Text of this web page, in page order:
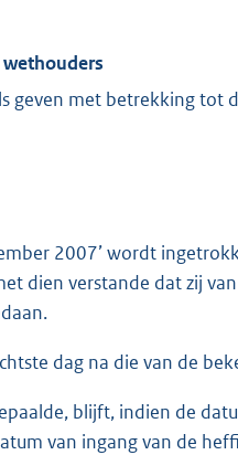
geven met betrekking tot
2007’ wordt
dien verstande dat zij
dag na die van de
blijft, indien de
van ingang van de